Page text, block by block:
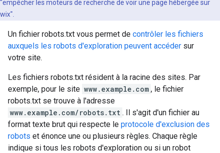
"empêcher les moteurs de recherche de voir une page hébergée sur
wix".
Un fichier robots.txt vous permet de contrôler les fichiers
auxquels les robots d'exploration peuvent accéder sur
votre site.
Les fichiers robots.txt résident à la racine des sites. Par
exemple, pour le site www.example.com , le fichier
robots.txt se trouve à l'adresse
www.example.com/robots.txt . Il s'agit d'un fichier au
format texte brut qui respecte le protocole d'exclusion des
robots et énonce une ou plusieurs règles. Chaque règle
indique si tous les robots d'exploration ou si un robot